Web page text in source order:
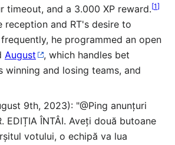
timeout, and a 3.000 XP reward.[1]
reception and RT's desire to
he programmed an open
August
, which handles bet
winning and losing teams, and
9th, 2023): "@Ping anunțuri
EDIȚIA ÎNTÂI. Aveți două butoane
votului, o echipă va lua